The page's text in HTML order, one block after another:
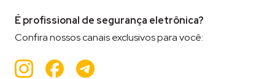
É profissional de segurança eletrônica?
Confira nossos canais exclusivos para você:
Instagram
Facebook
Teleram